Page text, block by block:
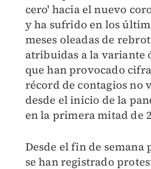
cero' hacia el nuevo
y ha sufrido en los
meses oleadas de
atribuidas a la variante
que han provocado
récord de contagios no
desde el inicio de la
en la primera mitad de
Desde el fin de semana
se han registrado